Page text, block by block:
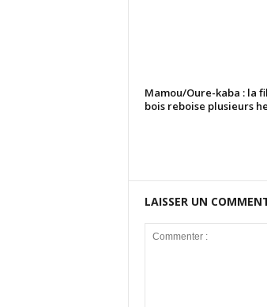
Mamou/Oure-kaba : la
bois reboise plusieurs
LAISSER UN